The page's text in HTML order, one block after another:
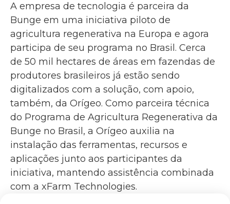
A empresa de tecnologia é parceira da
Bunge em uma iniciativa piloto de
agricultura regenerativa na Europa e agora
participa de seu programa no Brasil. Cerca
de 50 mil hectares de áreas em fazendas de
produtores brasileiros já estão sendo
digitalizados com a solução, com apoio,
também, da Orígeo. Como parceira técnica
do Programa de Agricultura Regenerativa da
Bunge no Brasil, a Orígeo auxilia na
instalação das ferramentas, recursos e
aplicações junto aos participantes da
iniciativa, mantendo assistência combinada
com a xFarm Technologies.